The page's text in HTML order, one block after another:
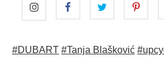
#DUBART #Tanja Blašković